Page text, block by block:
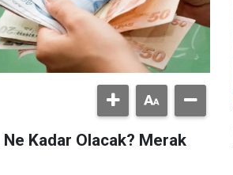
Kadar Olacak? Merak